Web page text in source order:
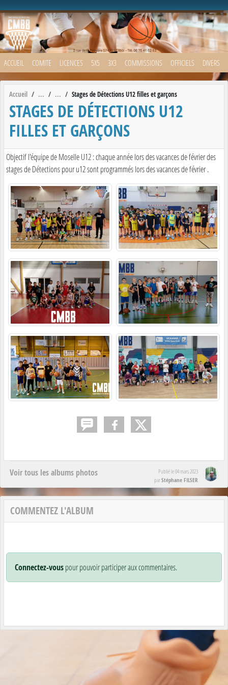
ACCUEIL COMITE LICENCES 5X5 3X3 COMMISSIONS OFFICIELS DIVERS
Accueil Stages de Détections U12 filles et garçons
STAGES DE DÉTECTIONS U12
FILLES ET GARÇONS
Objectif l'équipe de Moselle U12 : chaque année lors des vacances de février des
stages de Détections pour u12 sont programmés lors des vacances de février .
Voir tous les albums photos Publié le04 mars 2023
parStéphane FILSER
COMMENTEZ L'ALBUM
Connectez-vouspour pouvoir participer aux commentaires.